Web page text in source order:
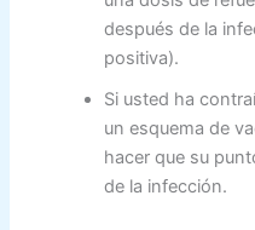
después de la
positiva).
Si usted ha
un esquema de
hacer que su
de la infección.